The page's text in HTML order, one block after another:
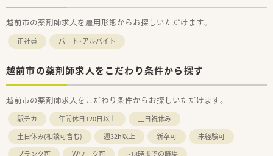
越前市の薬剤師求人を雇用形態からお探しいただけます。
正社員 パート・アルバイト
越前市の薬剤師求人をこだわり条件から探す
越前市の薬剤師求人をこだわり条件からお探しいただけます。
駅チカ 年間休日120日以上
土日祝休み
土日休み(相談可含む)
週32h以上 新卒可
未経験可
ブランク可
Ｗワーク可
~18時までの職場